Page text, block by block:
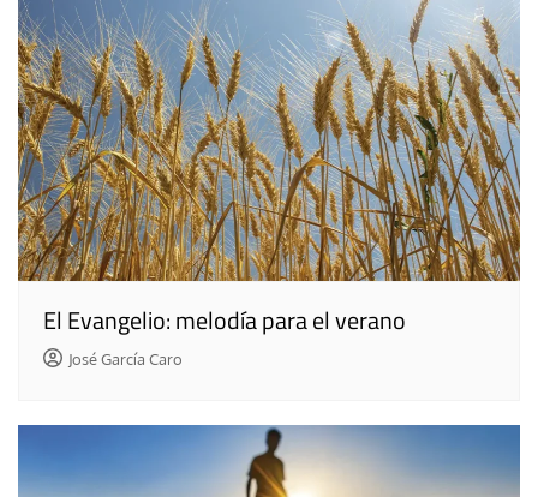
El Evangelio: melodía para el verano
José García Caro